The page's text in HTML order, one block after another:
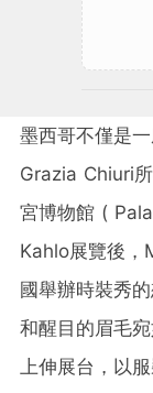
墨西哥不僅是
Grazia Chiuri
宮博物館 (
Kahlo展覽後，
國舉辦時裝秀
和醒目的眉毛
上伸展台，以